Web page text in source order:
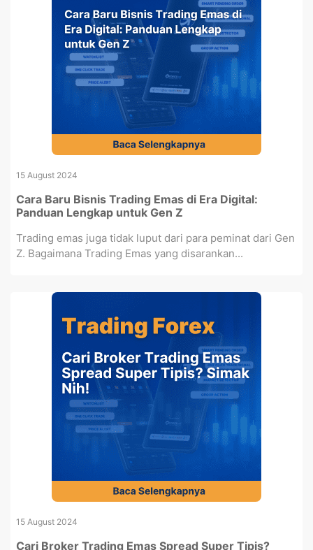
15 August 2024
Cara Baru Bisnis Trading Emas di Era Digital:
Panduan Lengkap untuk Gen Z
Trading emas juga tidak luput dari para peminat dari Gen
Z. Bagaimana Trading Emas yang disarankan...
15 August 2024
Cari Broker Trading Emas Spread Super Tipis?